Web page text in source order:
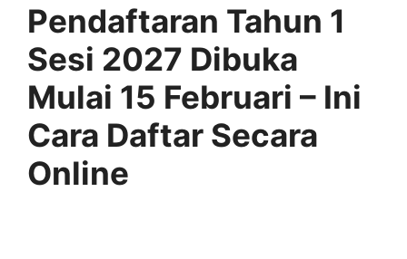
Pendaftaran Tahun 1
Sesi 2027 Dibuka
Mulai 15 Februari – Ini
Cara Daftar Secara
Online